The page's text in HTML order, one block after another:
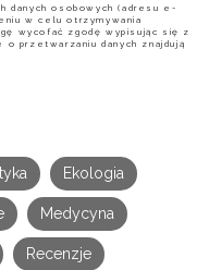
danych osobowych (adresu e-
w celu otrzymywania
wycofać zgodę wypisując się z
przetwarzaniu danych znajdują
Ekologia
Medycyna
Recenzje